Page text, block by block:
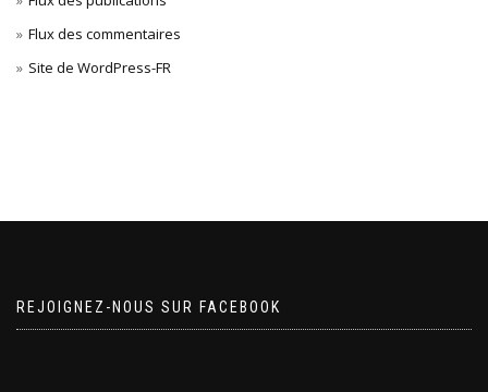
Flux des commentaires
Site de WordPress-FR
REJOIGNEZ-NOUS SUR FACEBOOK